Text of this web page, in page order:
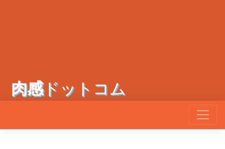
肉感ドットコム